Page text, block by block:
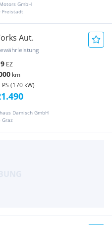
GmbH
Freistadt
Aut.
EZ
km
PS (170 kW)
Damisch GmbH
Graz